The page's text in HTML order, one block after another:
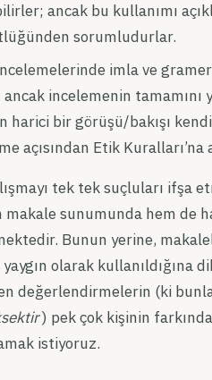
ancak bu kullanımı
sorumludurlar.
imla ve
incelemenin tamamını
harici bir görüşü/bakışı
açısından Etik Kuralları’na
tek tek suçluları
sunumunda hem de
Bunun yerine,
olarak kullanıldığına
değerlendirmelerin (ki
) pek çok kişinin
istiyoruz.